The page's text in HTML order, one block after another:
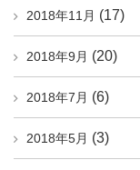
2018年11月 (17)
2018年9月 (20)
2018年7月 (6)
2018年5月 (3)